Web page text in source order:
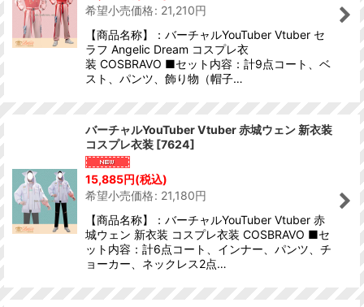
希望小売価格: 21,210円
【商品名称】：バーチャルYouTuber Vtuber セ
ラフ Angelic Dream コスプレ衣
装 COSBRAVO ■セット内容：計9点コート、ベ
スト、パンツ、飾り物（帽子…
バーチャルYouTuber Vtuber 赤城ウェン 新衣装
コスプレ衣装 [7624]
15,885円(税込)
希望小売価格: 21,180円
【商品名称】：バーチャルYouTuber Vtuber 赤
城ウェン 新衣装 コスプレ衣装 COSBRAVO ■セ
ット内容：計6点コート、インナー、パンツ、チ
ョーカー、ネックレス2点…